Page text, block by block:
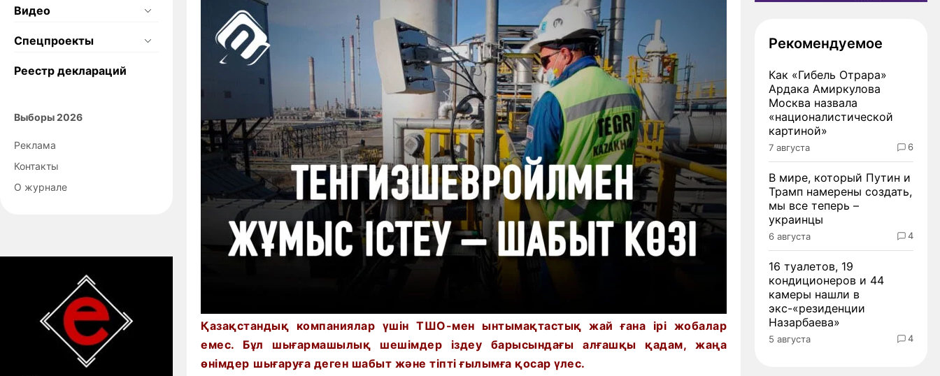
Видео
Спецпроекты
Реестр деклараций
Выборы 2026
Реклама
Контакты
О журнале
Қазақстандық компаниялар үшін ТШО-мен ынтымақтастық жай ғана ірі жобалар
емес. Бұл шығармашылық шешімдер іздеу барысындағы алғашқы қадам, жаңа
өнімдер шығаруға деген шабыт және тіпті ғылымға қосар үлес.
Рекомендуемое
Как «Гибель Отрара»
Ардака Амиркулова
Москва назвала
«националистической
картиной»
7 августа 6
В мире, который Путин и
Трамп намерены создать,
мы все теперь –
украинцы
6 августа 4
16 туалетов, 19
кондиционеров и 44
камеры нашли в
экс-«резиденции
Назарбаева»
5 августа 4